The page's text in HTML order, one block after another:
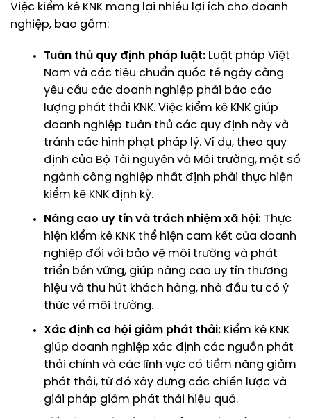
Việc kiểm kê KNK mang lại nhiều lợi ích cho doanh
nghiệp, bao gồm:
Tuân thủ quy định pháp luật: Luật pháp Việt
Nam và các tiêu chuẩn quốc tế ngày càng
yêu cầu các doanh nghiệp phải báo cáo
lượng phát thải KNK. Việc kiểm kê KNK giúp
doanh nghiệp tuân thủ các quy định này và
tránh các hình phạt pháp lý. Ví dụ, theo quy
định của Bộ Tài nguyên và Môi trường, một số
ngành công nghiệp nhất định phải thực hiện
kiểm kê KNK định kỳ.
Nâng cao uy tín và trách nhiệm xã hội: Thực
hiện kiểm kê KNK thể hiện cam kết của doanh
nghiệp đối với bảo vệ môi trường và phát
triển bền vững, giúp nâng cao uy tín thương
hiệu và thu hút khách hàng, nhà đầu tư có ý
thức về môi trường.
Xác định cơ hội giảm phát thải: Kiểm kê KNK
giúp doanh nghiệp xác định các nguồn phát
thải chính và các lĩnh vực có tiềm năng giảm
phát thải, từ đó xây dựng các chiến lược và
giải pháp giảm phát thải hiệu quả.